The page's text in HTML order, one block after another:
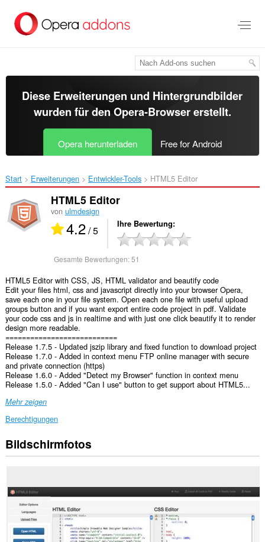
Hauptinhalt
springen
Diese Erweiterungen und Hintergrundbilder
wurden für den Opera-Browsererstellt.
Opera herunterladen Free for Android
Start Erweiterungen Entwickler-Tools HTML5 Editor‎
HTML5 Editor
von ulmdesign
4.2/ 5 Ihre Bewertung
Gesamte Bewertungen:51
HTML5 Editor with CSS, JS, HTML validator and beautify code
Edit your files html, css and javascript directly into your browser Opera,
save each one in your file system. Open each one file with useful upload
groups button and if you want export entire code project in pdf. Validate
your code css and js in realtime and with just one click beautify it to render
design more readable.
===========================
Release 1.7.5 - Updated jszip library and fixed function to download project
Release 1.7.0 - Added in context menu FTP online manager with secure
and private connection (https)
Release 1.6.0 - Added "Detect my Browser" function in context menu
Release 1.5.0 - Added "Can I use" button to get support about HTML5...
Mehr zeigen
Berechtigungen
Diese
Erweiterung
Daten
Webseiten
zugreifen.
Bildschirmfotos